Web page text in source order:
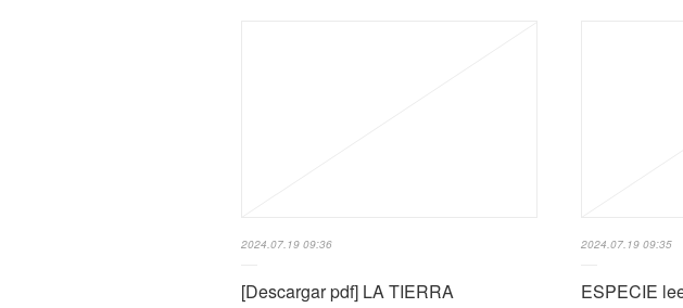
2024.07.19 09:36
[Descargar pdf] LA TIERRA
2024.07.19 09:35
ESPECIE